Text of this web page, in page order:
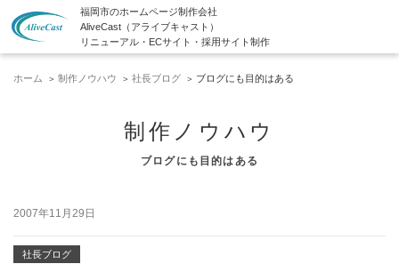
福岡市のホームページ制作会社
AliveCast（アライブキャスト）
リニューアル・ECサイト・採用サイト制作
ホーム 制作ノウハウ 社長ブログ ブログにも目的はある
制作ノウハウ
ブログにも目的はある
2007年11月29日
社長ブログ